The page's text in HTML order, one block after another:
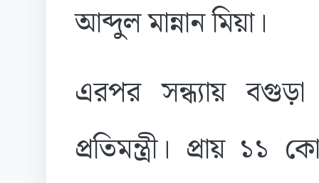
আব্দুল মান্নান মিয়া।
এরপর সন্ধ্যায়
প্রতিমন্ত্রী। প্রায়